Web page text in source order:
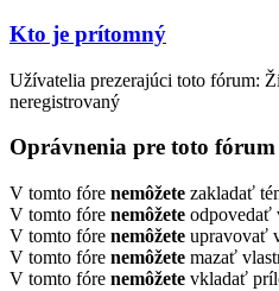
Kto je prítomný
Užívatelia prezerajúci toto fórum:
neregistrovaný
Oprávnenia pre toto fórum
V tomto fóre nemôžete zakladať
V tomto fóre nemôžete odpovedať
V tomto fóre nemôžete upravovať
V tomto fóre nemôžete mazať
V tomto fóre nemôžete vkladať